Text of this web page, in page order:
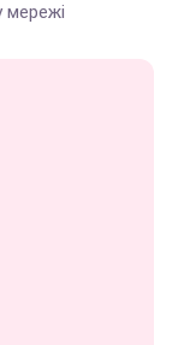
мережі